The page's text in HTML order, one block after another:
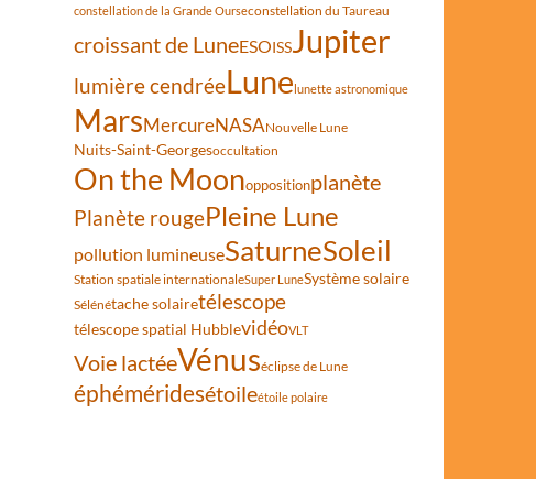
d’étoiles au-dessus de la Cité interdite
constellation de la Grande Ourseconstellation du Taureau
croissant de LuneESOISSJupiter
lumière cendréeLunelunette astronomique
MarsMercureNASANouvelle Lune
Nuits-Saint-Georgesoccultation
On the Moonoppositionplanète
Planète rougePleine Lune
pollution lumineuseSaturneSoleil
Station spatiale internationaleSuper LuneSystème solaire
Sélénétache solairetélescope
télescope spatial HubblevidéoVLT
Voie lactéeVénuséclipse de Lune
éphéméridesétoileétoile polaire